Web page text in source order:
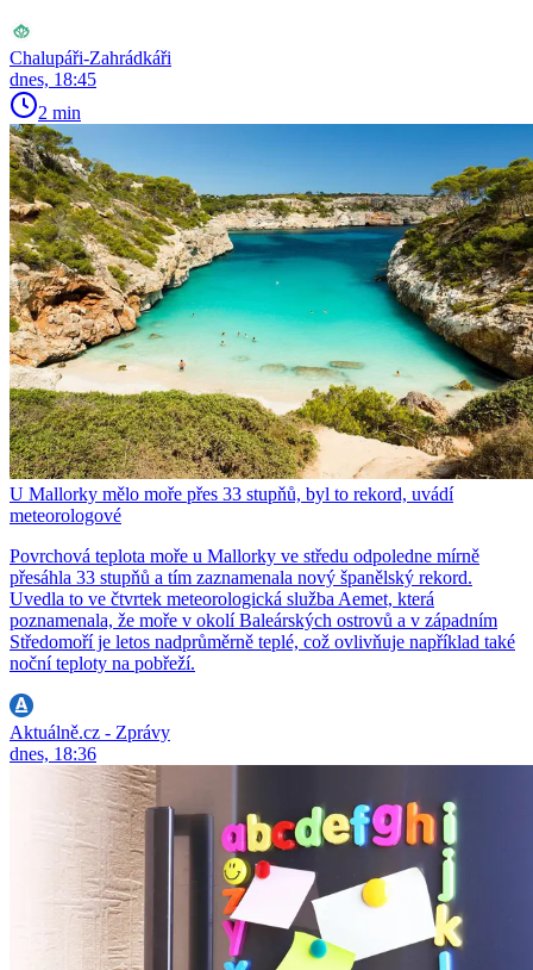
Chalupáři-Zahrádkáři
dnes, 18:45
2 min
U Mallorky mělo moře přes 33 stupňů, byl to rekord, uvádí
meteorologové
Povrchová teplota moře u Mallorky ve středu odpoledne mírně
přesáhla 33 stupňů a tím zaznamenala nový španělský rekord.
Uvedla to ve čtvrtek meteorologická služba Aemet, která
poznamenala, že moře v okolí Baleárských ostrovů a v západním
Středomoří je letos nadprůměrně teplé, což ovlivňuje například také
noční teploty na pobřeží.
Aktuálně.cz - Zprávy
dnes, 18:36